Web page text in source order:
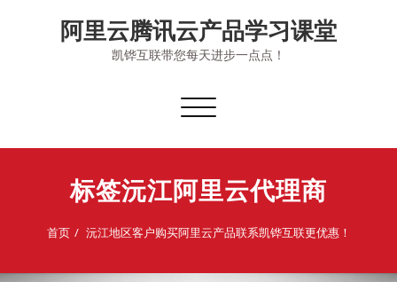
阿里云腾讯云产品学习课堂
凯铧互联带您每天进步一点点！
切
导
标签沅江阿里云代理商
首页 沅江地区客户购买阿里云产品联系凯铧互联更优惠！